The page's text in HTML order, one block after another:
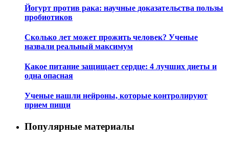
Йогурт против рака: научные доказательства пользы
пробиотиков
Сколько лет может прожить человек? Ученые
назвали реальный максимум
Какое питание защищает сердце: 4 лучших диеты и
одна опасная
Ученые нашли нейроны, которые контролируют
прием пищи
Популярные материалы